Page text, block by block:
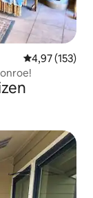
Gemiddelde
4,97 (153)